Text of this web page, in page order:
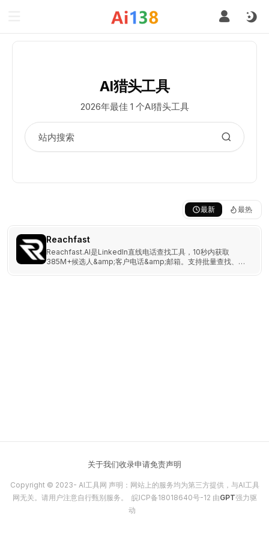
AI猎头工具
2026年最佳 1 个AI猎头工具
最新 最热
Reachfast
Reachfast.AI是LinkedIn直线电话查找工具，10秒内获取
385M+候选人&amp;客户电话&amp;邮箱。支持批量查找、
关于我们收录申请免责声明
Copyright © 2023- AI工具网 声明：网站上的服务均为第三方提供，与AI工具
网无关。请用户注意自行甄别服务。 皖ICP备18018640号-12 由GPT强力驱
动